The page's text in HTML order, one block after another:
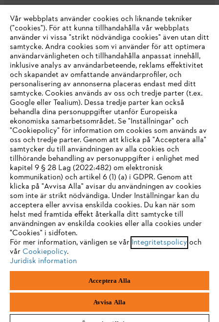
Företaget
STIHL FAQ
Service
Allmänna villkor och bestämmelser
Integritetspolicy
Juridisk information
Box 3062
IHR BROWSER WIRD NICHT
UNTERSTÜTZT
Sie nutzen einen Browser, den wir noch nicht unterstützen. Für
eine optimale Nutzung unserer Seite empfehlen wir Ihnen, zu
einem der folgenden Browser zu wechseln:
Firefox Chrome
Vår webbplats använder cookies och liknande tekniker
("cookies"). För att kunna tillhandahålla vår webbplats
använder vi vissa "strikt nödvändiga cookies" även utan ditt
samtycke. Andra cookies som vi använder för att optimera
användarvänligheten och tillhandahålla anpassat innehåll,
inklusive analys av användarbeteende, reklams effektivitet
och skapandet av omfattande användarprofiler, och
personalisering av annonserna placeras endast med ditt
samtycke. Cookies används av oss och tredje parter (t.ex.
Google eller Tealium). Dessa tredje parter kan också
behandla dina personuppgifter utanför Europeiska
ekonomiska samarbetsområdet. Se "Inställningar" och
"Cookiepolicy" för information om cookies som används av
oss och tredje parter. Genom att klicka på "Acceptera alla"
samtycker du till användningen av alla cookies och
tillhörande behandling av personuppgifter i enlighet med
kapitel 9 § 28 Lag (2022:482) om elektronisk
kommunikation) och artikel 6 (1) (a) i GDPR. Genom att
klicka på "Avvisa Alla" avisar du användningen av cookies
som inte är strikt nödvändiga. Under Inställningar kan du
acceptera eller avvisa enskilda cookies. Du kan när som
helst med framtida effekt återkalla ditt samtycke till
användningen av enskilda cookies eller alla cookies under
"Cookies" i sidfoten.
För mer information, vänligen se vår Integritetspolicy och
vår Cookiepolicy.
Juridisk information
Acceptera Alla
Avvisa Alla